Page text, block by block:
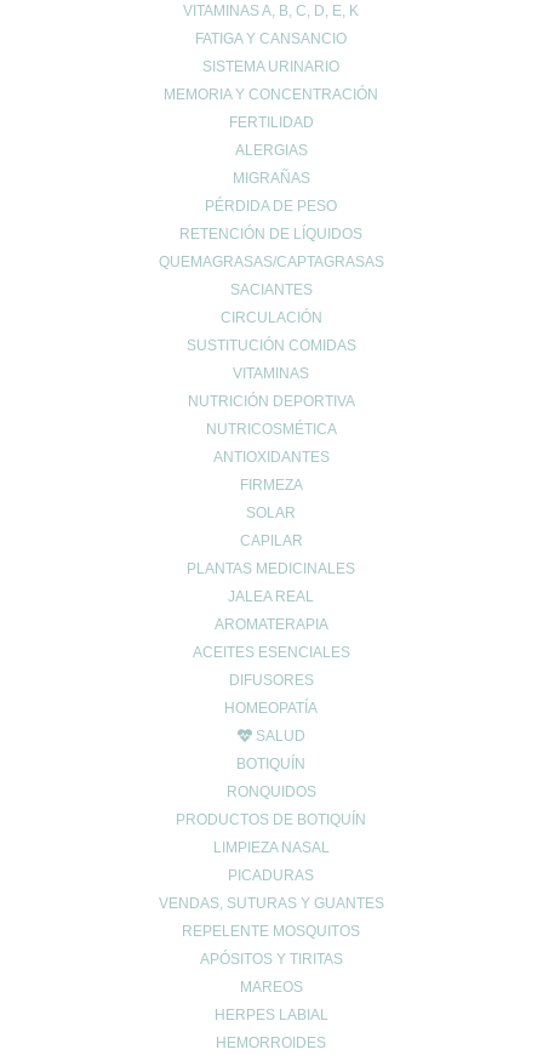
VITAMINAS A, B, C, D, E, K
FATIGA Y CANSANCIO
SISTEMA URINARIO
MEMORIA Y CONCENTRACIÓN
FERTILIDAD
ALERGIAS
MIGRAÑAS
PÉRDIDA DE PESO
RETENCIÓN DE LÍQUIDOS
QUEMAGRASAS/CAPTAGRASAS
SACIANTES
CIRCULACIÓN
SUSTITUCIÓN COMIDAS
VITAMINAS
NUTRICIÓN DEPORTIVA
NUTRICOSMÉTICA
ANTIOXIDANTES
FIRMEZA
SOLAR
CAPILAR
PLANTAS MEDICINALES
JALEA REAL
AROMATERAPIA
ACEITES ESENCIALES
DIFUSORES
HOMEOPATÍA
SALUD
BOTIQUÍN
RONQUIDOS
PRODUCTOS DE BOTIQUÍN
LIMPIEZA NASAL
PICADURAS
VENDAS, SUTURAS Y GUANTES
REPELENTE MOSQUITOS
APÓSITOS Y TIRITAS
MAREOS
HERPES LABIAL
HEMORROIDES
Prevención del cáncer
problemas digestivos
Salud para mayores
UBICACIÓN
Calle Daoiz 9, Puerto de Sagunto - Valencia
CONTACTO
info@farmaciaromerosagunto.com
HORARIO
y de 16:30h a 20:30h